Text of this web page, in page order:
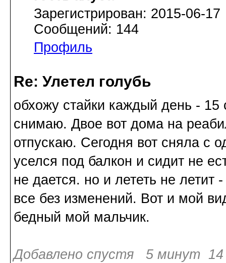
Зарегистрирован: 2015-06-17
Сообщений: 144
Профиль
Re: Улетел голубь
обхожу стайки каждый день - 15
снимаю. Двое вот дома на
отпускаю. Сегодня вот сняла с
уселся под балкон и сидит не
не дается. но и лететь не
все без изменений. Вот и мой
бедный мой мальчик.
Добавлено спустя 5 минут 14